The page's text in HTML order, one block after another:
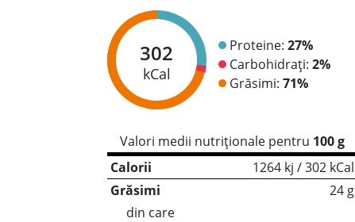
302
kCal
Proteine: 27%
Carbohidrați: 2%
Grăsimi: 71%
Valori medii nutriționale pentru 100 g
Calorii
1264 kj / 302 kCal
Grăsimi
24 g
din care